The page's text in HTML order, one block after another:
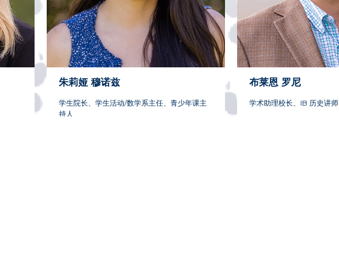
朱莉娅 穆诺兹
学生院长、学生活动/数学系主任、青少年课主
持人
布莱恩 罗尼
学术助理校长、IB 历史讲师